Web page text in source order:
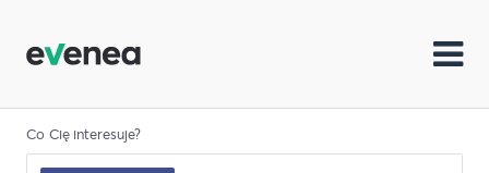
Co Cię interesuje?